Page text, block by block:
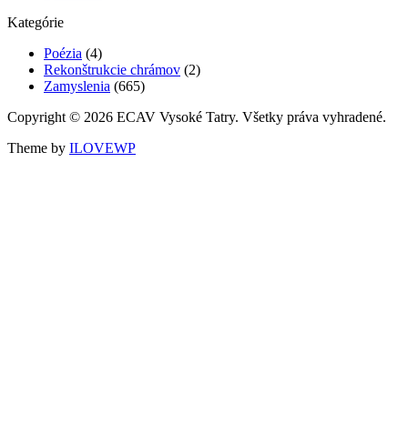
Kategórie
Poézia (4)
Rekonštrukcie chrámov (2)
Zamyslenia (665)
Copyright © 2026 ECAV Vysoké Tatry. Všetky práva vyhradené.
Theme by ILOVEWP